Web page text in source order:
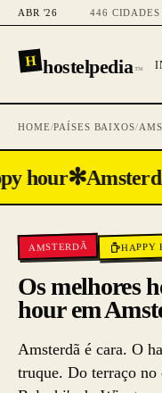
ABR '26 446 CIDADES
H hostelpedia™
HOME/PAÍSES BAIXOS/
hour✻
AMSTERDÃ HAPPY
Os melhores
hour em
Amsterdã é cara. O
truque. Do terraço